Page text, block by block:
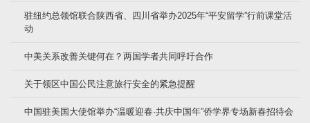
驻纽约总领馆联合陕西省、四川省举办2025年“平安留学”行前课堂活
动
中美关系改善关键何在？两国学者共同呼吁合作
关于领区中国公民注意旅行安全的紧急提醒
中国驻美国大使馆举办“温暖迎春·共庆中国年”侨学界专场新春招待会